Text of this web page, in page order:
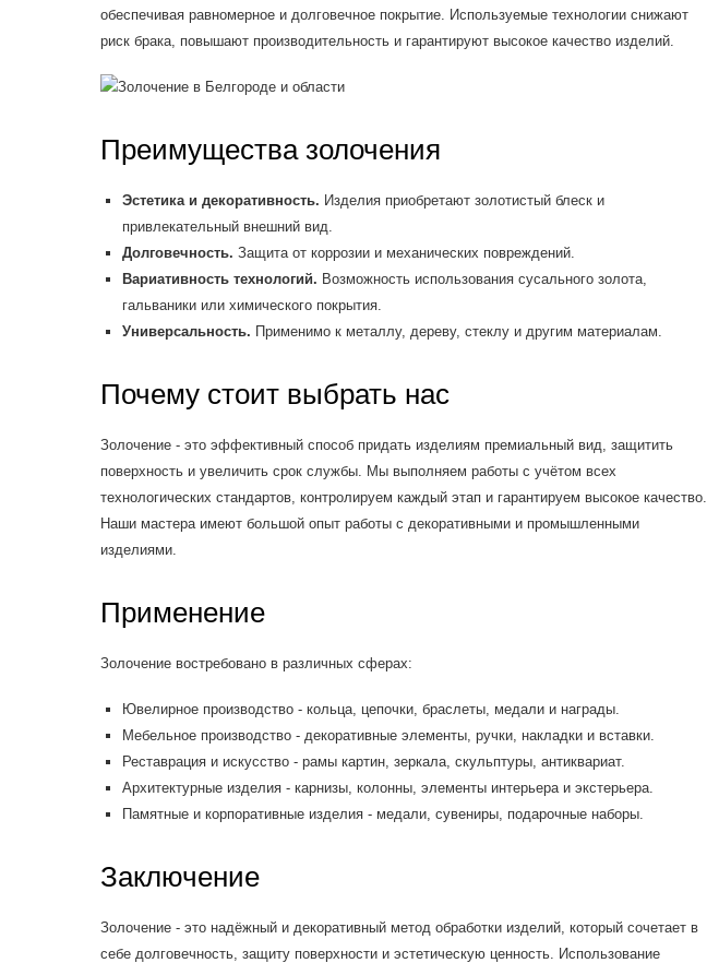
обеспечивая равномерное и долговечное покрытие. Используемые технологии снижают
риск брака, повышают производительность и гарантируют высокое качество изделий.
Преимущества золочения
Эстетика и декоративность. Изделия приобретают золотистый блеск и
привлекательный внешний вид.
Долговечность. Защита от коррозии и механических повреждений.
Вариативность технологий. Возможность использования сусального золота,
гальваники или химического покрытия.
Универсальность. Применимо к металлу, дереву, стеклу и другим материалам.
Почему стоит выбрать нас
Золочение - это эффективный способ придать изделиям премиальный вид, защитить
поверхность и увеличить срок службы. Мы выполняем работы с учётом всех
технологических стандартов, контролируем каждый этап и гарантируем высокое качество.
Наши мастера имеют большой опыт работы с декоративными и промышленными
изделиями.
Применение
Золочение востребовано в различных сферах:
Ювелирное производство - кольца, цепочки, браслеты, медали и награды.
Мебельное производство - декоративные элементы, ручки, накладки и вставки.
Реставрация и искусство - рамы картин, зеркала, скульптуры, антиквариат.
Архитектурные изделия - карнизы, колонны, элементы интерьера и экстерьера.
Памятные и корпоративные изделия - медали, сувениры, подарочные наборы.
Заключение
Золочение - это надёжный и декоративный метод обработки изделий, который сочетает в
себе долговечность, защиту поверхности и эстетическую ценность. Использование